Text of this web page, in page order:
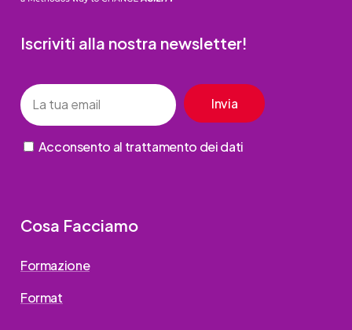
Iscriviti alla nostra newsletter!
Acconsento al trattamento dei dati
Cosa Facciamo
Formazione
Format